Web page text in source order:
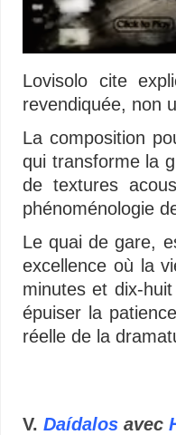
Lovisolo cite
revendiquée, non
La composition
qui transforme la
de textures
phénoménologie
Le quai de gare,
excellence où la
minutes et dix-
épuiser la
réelle de la
V.Daídalos avec